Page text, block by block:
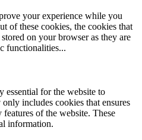
your experience while you
of these cookies, the cookies that
on your browser as they are
functionalities...
essential for the website to
includes cookies that ensures
of the website. These
information.